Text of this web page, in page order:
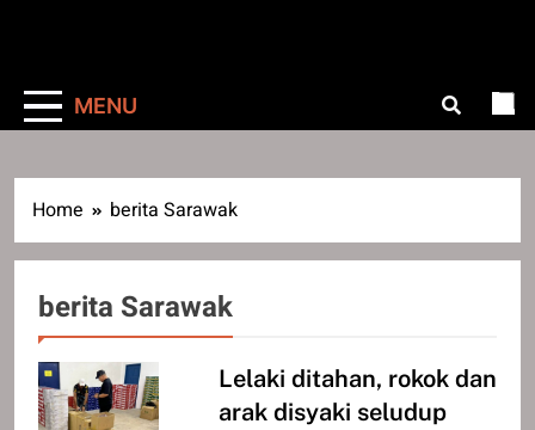
MENU
Home berita Sarawak
berita Sarawak
Lelaki ditahan, rokok dan
arak disyaki seludup